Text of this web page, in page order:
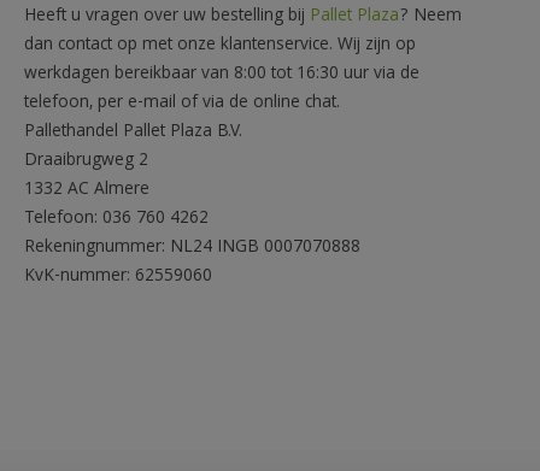
Heeft u vragen over uw bestelling bij Pallet Plaza? Neem
dan contact op met onze klantenservice. Wij zijn op
werkdagen bereikbaar van 8:00 tot 16:30 uur via de
telefoon, per e-mail of via de online chat.
Pallethandel Pallet Plaza B.V.
Draaibrugweg 2
1332 AC Almere
Telefoon: 036 760 4262
Rekeningnummer: NL24 INGB 0007070888
KvK-nummer: 62559060